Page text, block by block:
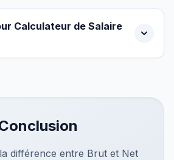
Calculateur de Salaire
différence entre Brut et Net